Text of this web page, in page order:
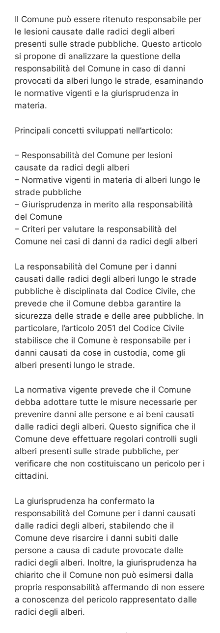
Il Comune può essere ritenuto responsabile per
le lesioni causate dalle radici degli alberi
presenti sulle strade pubbliche. Questo articolo
si propone di analizzare la questione della
responsabilità del Comune in caso di danni
provocati da alberi lungo le strade, esaminando
le normative vigenti e la giurisprudenza in
materia.
Principali concetti sviluppati nell’articolo:
– Responsabilità del Comune per lesioni
causate da radici degli alberi
– Normative vigenti in materia di alberi lungo le
strade pubbliche
– Giurisprudenza in merito alla responsabilità
del Comune
– Criteri per valutare la responsabilità del
Comune nei casi di danni da radici degli alberi
La responsabilità del Comune per i danni
causati dalle radici degli alberi lungo le strade
pubbliche è disciplinata dal Codice Civile, che
prevede che il Comune debba garantire la
sicurezza delle strade e delle aree pubbliche. In
particolare, l’articolo 2051 del Codice Civile
stabilisce che il Comune è responsabile per i
danni causati da cose in custodia, come gli
alberi presenti lungo le strade.
La normativa vigente prevede che il Comune
debba adottare tutte le misure necessarie per
prevenire danni alle persone e ai beni causati
dalle radici degli alberi. Questo significa che il
Comune deve effettuare regolari controlli sugli
alberi presenti sulle strade pubbliche, per
verificare che non costituiscano un pericolo per i
cittadini.
La giurisprudenza ha confermato la
responsabilità del Comune per i danni causati
dalle radici degli alberi, stabilendo che il
Comune deve risarcire i danni subiti dalle
persone a causa di cadute provocate dalle
radici degli alberi. Inoltre, la giurisprudenza ha
chiarito che il Comune non può esimersi dalla
propria responsabilità affermando di non essere
a conoscenza del pericolo rappresentato dalle
radici degli alberi.